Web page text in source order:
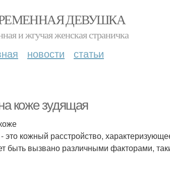
ДЕВУШКА
и жгучая женская страничка
новости статьи
коже зудящая
кожный расстройство,
быть вызвано различными факторами,